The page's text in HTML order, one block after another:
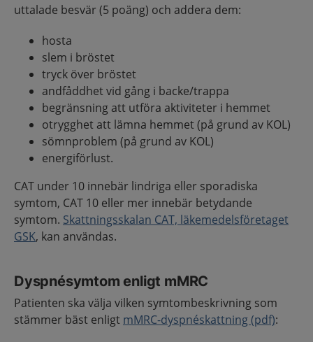
uttalade besvär (5 poäng) och addera dem:
hosta
slem i bröstet
tryck över bröstet
andfåddhet vid gång i backe/trappa
begränsning att utföra aktiviteter i hemmet
otrygghet att lämna hemmet (på grund av KOL)
sömnproblem (på grund av KOL)
energiförlust.
CAT under 10 innebär lindriga eller sporadiska
symtom, CAT 10 eller mer innebär betydande
symtom. Skattningsskalan CAT, läkemedelsföretaget
GSK, kan användas.
Dyspnésymtom enligt mMRC
Patienten ska välja vilken symtombeskrivning som
stämmer bäst enligt mMRC-dyspnéskattning (pdf):